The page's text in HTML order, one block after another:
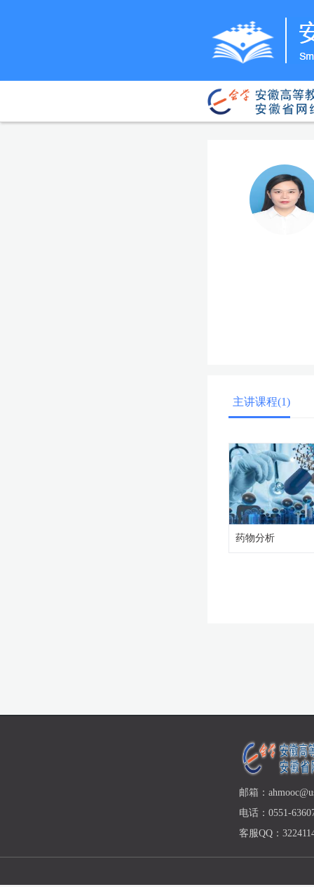
主讲课程(1)
药物分析
邮箱：
电话：0551-
客服QQ：